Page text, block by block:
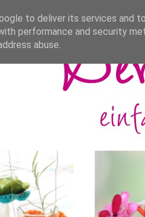
to deliver its services and
performance and security
abuse.